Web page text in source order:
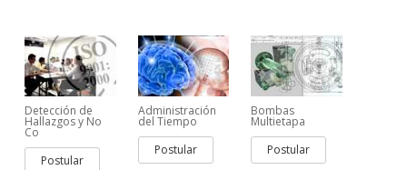
Detección de
Hallazgos y No
Co
Postular
Administración
del Tiempo
Postular
Bombas
Multietapa
Postular